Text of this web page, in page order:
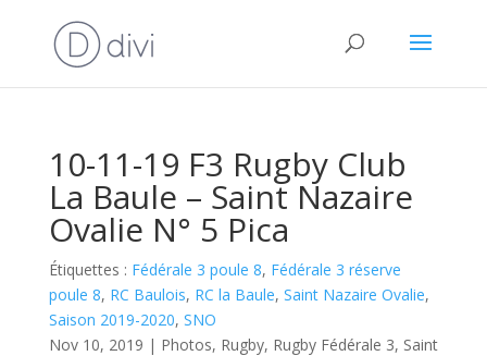
10-11-19 F3 Rugby Club
La Baule – Saint Nazaire
Ovalie N° 5 Pica
Étiquettes : Fédérale 3 poule 8, Fédérale 3 réserve
poule 8, RC Baulois, RC la Baule, Saint Nazaire Ovalie,
Saison 2019-2020, SNO
Nov 10, 2019 | Photos, Rugby, Rugby Fédérale 3, Saint